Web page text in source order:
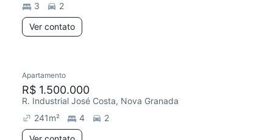
3
2
Ver contato
Apartamento
R$ 1.500.000
R. Industrial José Costa, Nova Granada
241m² 4
2